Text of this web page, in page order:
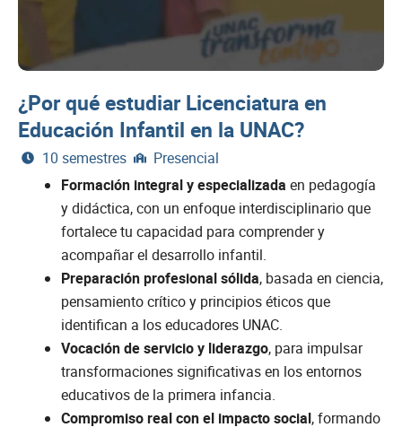
¿Por qué estudiar Licenciatura en
Educación Infantil en la UNAC?
10 semestres
Presencial
Formación integral y especializada en pedagogía
y didáctica, con un enfoque interdisciplinario que
fortalece tu capacidad para comprender y
acompañar el desarrollo infantil.
Preparación profesional sólida, basada en ciencia,
pensamiento crítico y principios éticos que
identifican a los educadores UNAC.
Vocación de servicio y liderazgo, para impulsar
transformaciones significativas en los entornos
educativos de la primera infancia.
Compromiso real con el impacto social, formando